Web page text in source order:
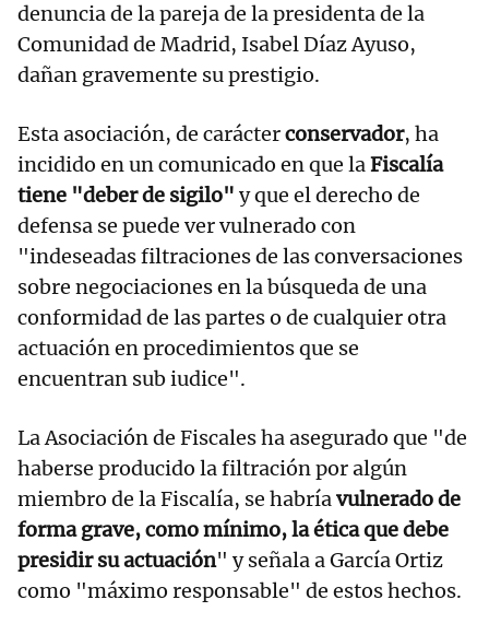
denuncia de la pareja de la presidenta de la
Comunidad de Madrid, Isabel Díaz Ayuso,
dañan gravemente su prestigio.
Esta asociación, de carácterconservador, ha
incidido en un comunicado en que laFiscalía
tiene "deber de sigilo" y que el derecho de
defensa se puede ver vulnerado con
"indeseadas filtraciones de las conversaciones
sobre negociaciones en la búsqueda de una
conformidad de las partes o de cualquier otra
actuación en procedimientos que se
encuentran sub iudice".
La Asociación de Fiscales ha asegurado que "de
haberse producido la filtración por algún
miembro de la Fiscalía, se habríavulnerado de
forma grave, como mínimo, la ética que debe
presidir su actuación" y señala a García Ortiz
como "máximo responsable" de estos hechos.